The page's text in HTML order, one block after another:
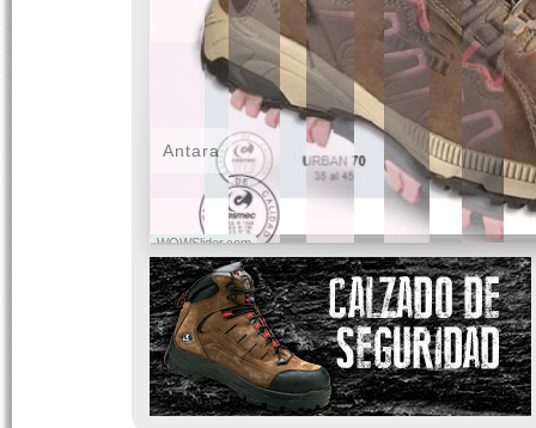
WOWSlider.com
Antara